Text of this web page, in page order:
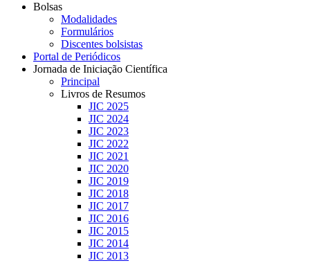
Bolsas
Modalidades
Formulários
Discentes bolsistas
Portal de Periódicos
Jornada de Iniciação Científica
Principal
Livros de Resumos
JIC 2025
JIC 2024
JIC 2023
JIC 2022
JIC 2021
JIC 2020
JIC 2019
JIC 2018
JIC 2017
JIC 2016
JIC 2015
JIC 2014
JIC 2013